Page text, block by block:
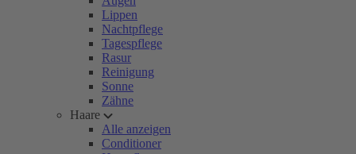
Lippen
Nachtpflege
Tagespflege
Rasur
Reinigung
Sonne
Zähne
Haare
Alle anzeigen
Conditioner